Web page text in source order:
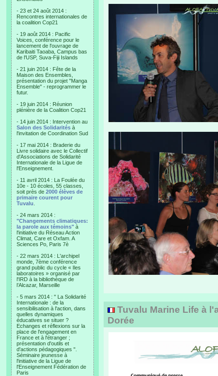
- 23 et 24 août 2014 :
Rencontres internationales de
la coalition Cop21
- 19 août 2014 : Pacific
Voices, conférence pour le
lancement de l'ouvrage de
Karibaiti Taoaba, Campus bas
de l'USP, Suva-Fiji Islands
- 21 juin 2014 : Fête de la
Maison des Ensembles,
présentation du projet "Manga
Ensemble" - reprogrammer le
futur.
- 19 juin 2014 : Réunion
plénière de la Coalition Cop21
- 14 juin 2014 : Intervention au
Salon des Solidarités à
l'invitation de Coordination Sud
- 17 mai 2014 : Braderie du
Livre solidaire avec le Collectif
d'Associations de Solidarité
Internationale de la Ligue de
l'Enseignement.
- 11 avril 2014 : La Foulée du
10e - 10 écoles, 55 classes,
soit près de 2000 élèves de
primaire courent pour
Tuvalu
- 24 mars 2014 :
"Changements climatiques:
la parole aux témoins" à
l'initiative du Réseau Action
Climat, Care et Oxfam. A
Sciences Po, Paris 7è
- 22 mars 2014 : L'archipel
monde, 7ème conférence
grand public du cycle « Iles
laboratoires » organisé par
l'IRD à la bibliothèque de
l’Alcazar, Marseille
- 5 mars 2014 : " La Solidarité
Internationale : de la
sensibilisation à l'action, dans
quelles dynamiques
éducatives se situer ?
Echanges et réflexions sur la
place de l'engagement en
France et à l'étranger ;
présentation d'outils et
d'actions pédagogiques ".
Séminaire jeunesse à
l'initiative de la Ligue de
l'Enseignement Fédération de
Paris
Tuvalu Marine Life à
Dorée